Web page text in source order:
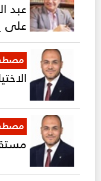
على
الاختيار2 – الحلقة